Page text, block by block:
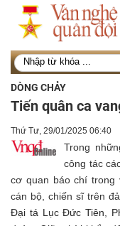
DÒNG CHẢY
Tiến quân ca
Thứ Tư, 29/01/2025 06:40
Trong
công tác
cơ quan báo chí trong
cán bộ, chiến sĩ trên
Đại tá Lục Đức Tiên,